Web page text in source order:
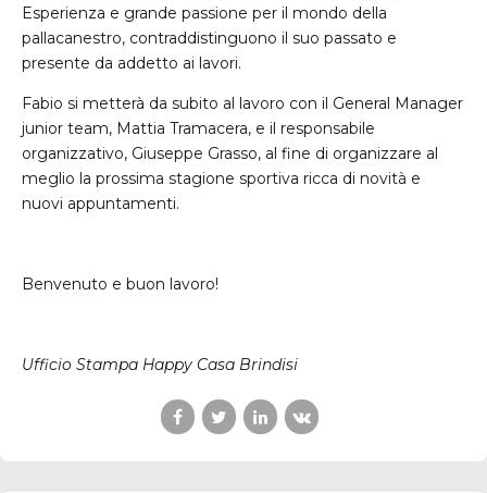
Esperienza e grande passione per il mondo della
pallacanestro, contraddistinguono il suo passato e
presente da addetto ai lavori.
Fabio si metterà da subito al lavoro con il General Manager
junior team, Mattia Tramacera, e il responsabile
organizzativo, Giuseppe Grasso, al fine di organizzare al
meglio la prossima stagione sportiva ricca di novità e
nuovi appuntamenti.
Benvenuto e buon lavoro!
Ufficio Stampa Happy Casa Brindisi